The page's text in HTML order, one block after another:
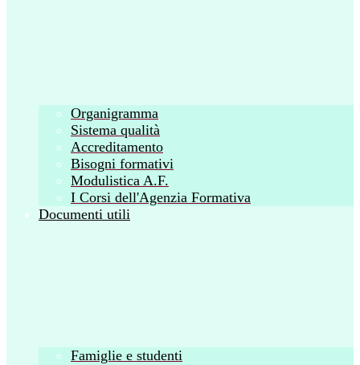
Organigramma
Sistema qualità
Accreditamento
Bisogni formativi
Modulistica A.F.
I Corsi dell'Agenzia Formativa
Documenti utili
Famiglie e studenti